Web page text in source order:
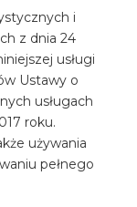
i
z dnia 24
usługi
Ustawy o
usługach
roku.
używania
pełnego